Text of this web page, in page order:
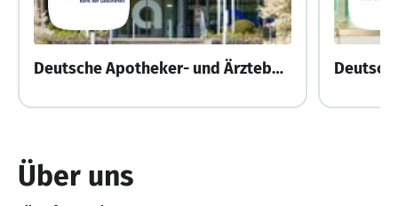
Deutsche Apotheker- und Ärztebank
Über uns